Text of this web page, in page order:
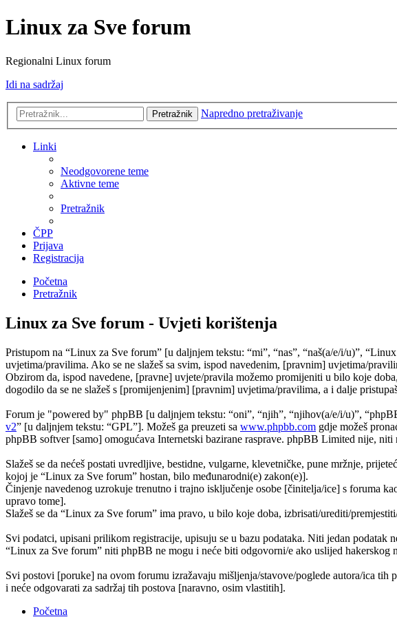
Linux za Sve forum
Regionalni Linux forum
Idi na sadržaj
Pretražnik Napredno pretraživanje
Linki
Neodgovorene teme
Aktivne teme
Pretražnik
ČPP
Prijava
Registracija
Početna
Pretražnik
Linux za Sve forum - Uvjeti korištenja
Pristupom na “Linux za Sve forum” [u daljnjem tekstu: “mi”, “nas”, “naš(a/e/i/u)”,
uvjetima/pravilima. Ako se ne slažeš sa svim, ispod navedenim, [pravnim] uvjetima/
Obzirom da, ispod navedene, [pravne] uvjete/pravila možemo promijeniti u bilo koje
dogodilo da se ne slažeš s [promijenjenim] [pravnim] uvjetima/pravilima, a i dalje
Forum je "powered by" phpBB [u daljnjem tekstu: “oni”, “njih”, “njihov(a/e/i/u)”,
v2” [u daljnjem tekstu: “GPL”]. Možeš ga preuzeti sa www.phpbb.com gdje možeš
phpBB softver [samo] omogućava Internetski bazirane rasprave. phpBB Limited nije,
Slažeš se da nećeš postati uvredljive, bestidne, vulgarne, klevetničke, pune mržnje,
kojoj je “Linux za Sve forum” hostan, bilo međunarodni(e) zakon(e)].
Činjenje navedenog uzrokuje trenutno i trajno isključenje osobe [činitelja/ice] s foruma
upravo tome].
Slažeš se da “Linux za Sve forum” ima pravo, u bilo koje doba, izbrisati/urediti/
Svi podatci, upisani prilikom registracije, upisuju se u bazu podataka. Niti jedan
“Linux za Sve forum” niti phpBB ne mogu i neće biti odgovorni/e ako uslijed hakerskog
Svi postovi [poruke] na ovom forumu izražavaju mišljenja/stavove/poglede autora/ica
i neće odgovarati za sadržaj tih postova [naravno, osim vlastitih].
Početna